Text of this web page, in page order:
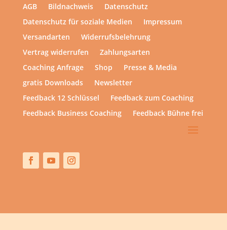
AGB Bildnachweis
Datenschutz
Datenschutz für soziale Medien
Impressum
Versandarten
Widerrufsbelehrung
Vertrag widerrufen
Zahlungsarten
Coaching Anfrage
Shop
Presse & Media
gratis Downloads
Newsletter
Feedback 12 Schlüssel
Feedback zum Coaching
Feedback Business Coaching
Feedback Bühne frei